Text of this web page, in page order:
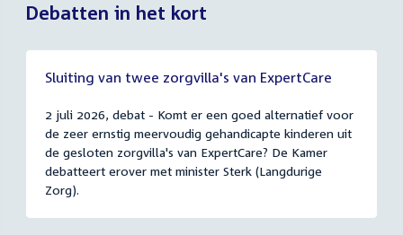
Debatten in het kort
Sluiting van twee zorgvilla's van ExpertCare
2 juli 2026, debat - Komt er een goed alternatief voor
de zeer ernstig meervoudig gehandicapte kinderen uit
de gesloten zorgvilla's van ExpertCare? De Kamer
debatteert erover met minister Sterk (Langdurige
Zorg).